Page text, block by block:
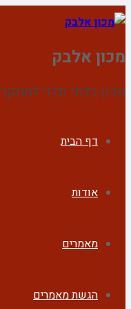
מכון אלבק
מכון בלתי תלוי למחקר
דף הבית
אודות
מאמרים
הגשת מאמרים